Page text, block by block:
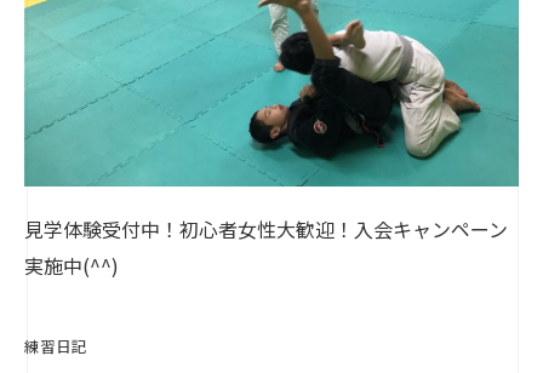
見学体験受付中！初心者女性大歓迎！入会キャンペーン
実施中(^^)
練習日記